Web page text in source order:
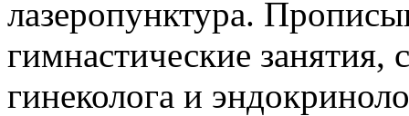
лазеропунктура.
гимнастические занятия,
гинеколога и